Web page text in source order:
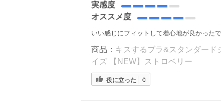
実感度
オススメ度
いい感じにフィットして着心地が良かったで
商品： キスするブラ&スタンダード
イズ 【NEW】ストロベリー
役に立った 0